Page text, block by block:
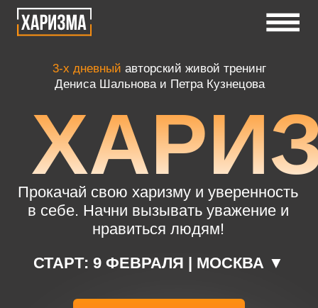
Дениса Шальнова и Петра Кузнецова
СТАРТ: 9 ФЕВРАЛЯ | МОСКВА ▼
Прокачай свою харизму и уверенность
в себе. Начни вызывать уважение и
нравиться людям!
ЗАПИСАТЬСЯ